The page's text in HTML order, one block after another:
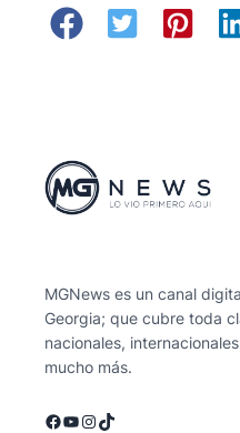
MGNews es un canal
Georgia; que cubre toda
nacionales,
mucho más.
Facebook
YouTube
Instagram
TikTok